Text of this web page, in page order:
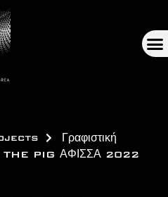
Γραφιστική
PIG ΑΦΙΣΣΑ 2022